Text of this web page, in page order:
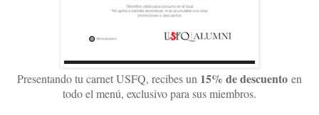
Presentando tu carnet USFQ, recibes un 15% de descuento en
todo el menú, exclusivo para sus miembros.